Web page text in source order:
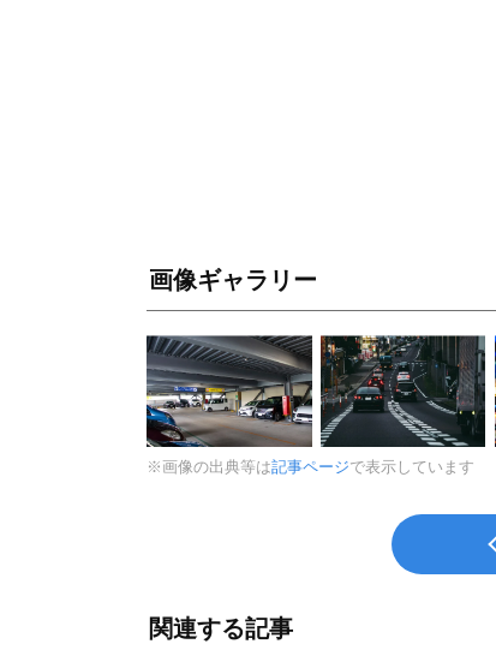
画像ギャラリー
※画像の出典等は記事ページで表示しています
関連する記事